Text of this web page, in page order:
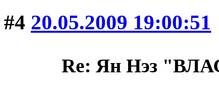
#4 20.05.2009 19:00:51
Re: Ян Нэз